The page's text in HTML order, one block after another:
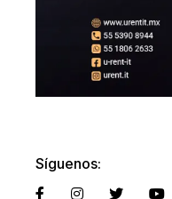
Síguenos: